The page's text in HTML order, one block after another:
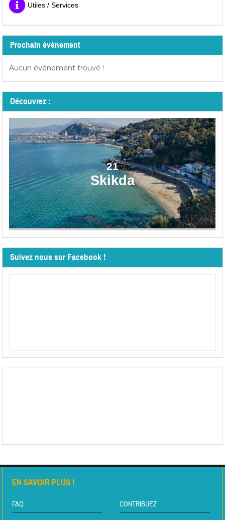
Utiles / Services
Prochain événement
Aucun événement trouvé !
Découvrez :
21
Skikda
Suivez nous sur Facebook !
EN SAVOIR PLUS !
FAQ CONTRIBUEZ